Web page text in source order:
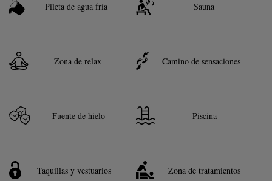
Pileta de agua fría Sauna
Zona de relax Camino de sensaciones
Fuente de hielo Piscina
Taquillas y vestuarios Zona de tratamientos